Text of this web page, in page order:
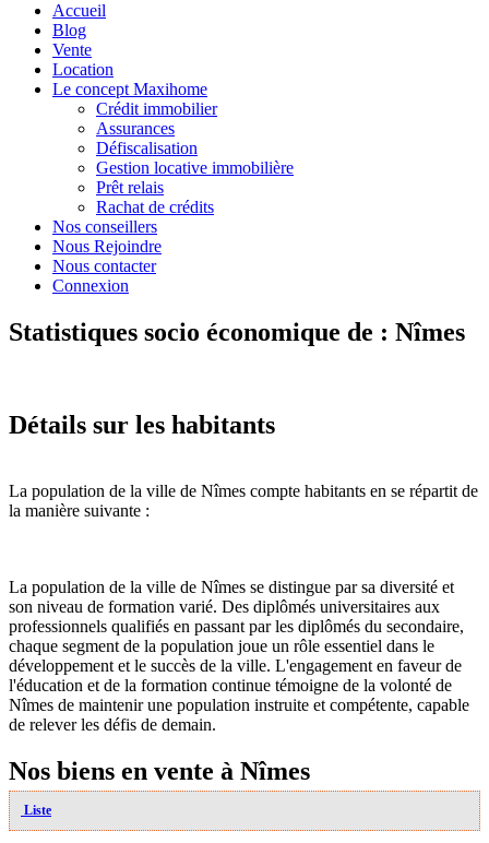
Accueil
Blog
Vente
Location
Le concept Maxihome
Crédit immobilier
Assurances
Défiscalisation
Gestion locative immobilière
Prêt relais
Rachat de crédits
Nos conseillers
Nous Rejoindre
Nous contacter
Connexion
Statistiques socio économique de : Nîmes
Détails sur les habitants
La population de la ville de Nîmes compte habitants en se répartit de
la manière suivante :
La population de la ville de Nîmes se distingue par sa diversité et
son niveau de formation varié. Des diplômés universitaires aux
professionnels qualifiés en passant par les diplômés du secondaire,
chaque segment de la population joue un rôle essentiel dans le
développement et le succès de la ville. L'engagement en faveur de
l'éducation et de la formation continue témoigne de la volonté de
Nîmes de maintenir une population instruite et compétente, capable
de relever les défis de demain.
Nos biens en vente à Nîmes
Liste